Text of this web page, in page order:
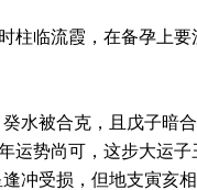
临流霞，在备孕上
水被合克，且戊子暗
运势尚可，这步大运子
冲受损，但地支寅亥